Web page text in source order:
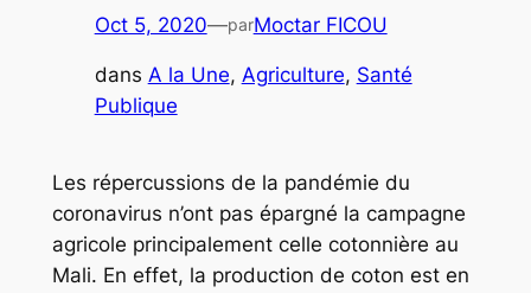
Oct 5, 2020—parMoctar FICOU
dans A la Une, Agriculture, Santé
Publique
Les répercussions de la pandémie du
coronavirus n’ont pas épargné la campagne
agricole principalement celle cotonnière au
Mali. En effet, la production de coton est en